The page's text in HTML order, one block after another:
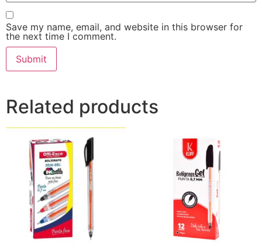
Save my name, email, and website in this browser for
the next time I comment.
Related products